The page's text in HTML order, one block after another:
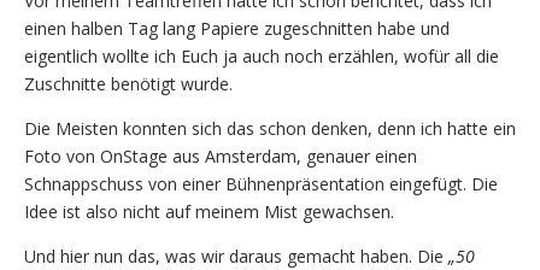
einen halben Tag lang Papiere zugeschnitten habe und
eigentlich wollte ich Euch ja auch noch erzählen, wofür all die
Zuschnitte benötigt wurde.
Die Meisten konnten sich das schon denken, denn ich hatte ein
Foto von OnStage aus Amsterdam, genauer einen
Schnappschuss von einer Bühnenpräsentation eingefügt. Die
Idee ist also nicht auf meinem Mist gewachsen.
Und hier nun das, was wir daraus gemacht haben. Die „50